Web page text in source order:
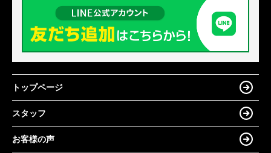
トップページ
スタッフ
お客様の声